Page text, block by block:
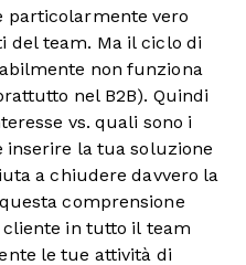
particolarmente vero
del team. Ma il ciclo di
non funziona
nel B2B). Quindi
vs. quali sono i
la tua soluzione
a chiudere davvero la
comprensione
in tutto il team
le tue attività di